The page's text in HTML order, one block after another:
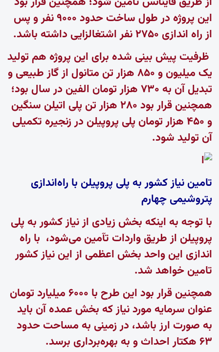
این پروژه در طول ساخت حدود ۹۰۰۰ نفر و پس
از راه اندازی ۲۷۵۰ نفر اشتغالزایی داشته باشد.
ظرفیت پیش بینی شده برای این پروژه هم تولید
یک میلیون و ۸۵۰ هزار تن متانول از گاز طبیعی و
تبدیل آن به ۷۳۰ هزار تومان الفین در سال بود؛
همچنین قرار بود ۲۸۰ هزار تن پلی اتیلن سنگین
و ۴۵۰ هزار تومان پلی پروپیلن در زنجیره تکمیلی
آن تولید شود.
تامین نیاز کشور به پلی پروپیلن با راه‌اندازی
پتروشیمی چهارم
با توجه به اینکه بخش زیادی از نیاز کشور به پلی
پروپیلن از طریق واردات تآمین می‌شود، با راه
اندازی این واحد بخش اعظمی از این نیاز کشور
تامین خواهد شد.
همچنین قرار بود این طرح با ۶۰۰۰ میلیارد تومان
عنوان سرمایه مورد نیاز که بخش عمده آن باید
به صورت ارز باشد، در زمینی به مساحت حدود
۶۳ هکتار احداث و به بهره‌برداری برسد.